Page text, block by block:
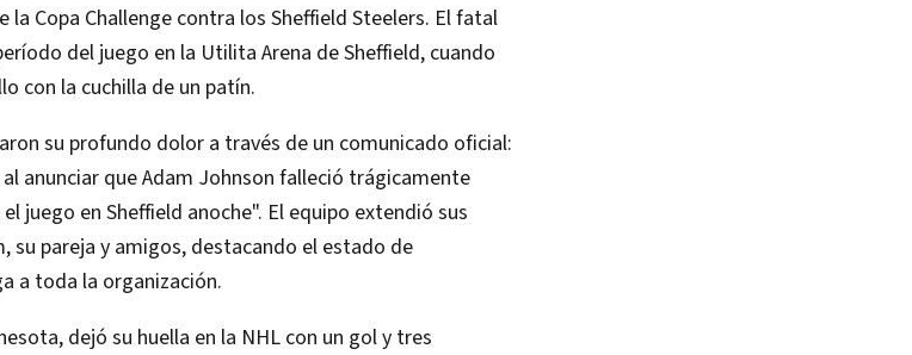
Copa Challenge contra los Sheffield Steelers. El fatal
del juego en la Utilita Arena de Sheffield, cuando
con la cuchilla de un patín.
su profundo dolor a través de un comunicado oficial:
anunciar que Adam Johnson falleció trágicamente
juego en Sheffield anoche". El equipo extendió sus
su pareja y amigos, destacando el estado de
a toda la organización.
dejó su huella en la NHL con un gol y tres